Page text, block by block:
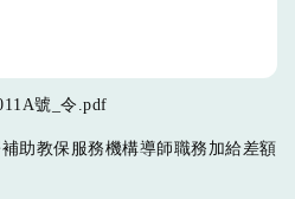
號_令.pdf
助教保服務機構導師職務加給差額